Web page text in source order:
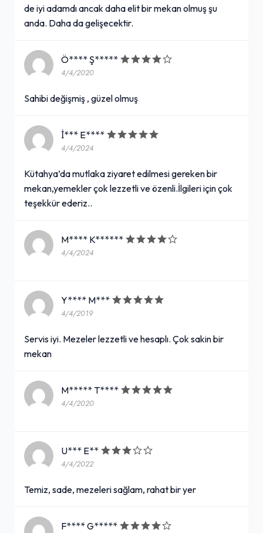
de iyi adamdı ancak daha elit bir mekan olmuş şu
anda. Daha da gelişecektir.
Ö**** Ş*****
4/4/2020
Sahibi değişmiş , güzel olmuş
İ*** E****
4/4/2024
Kütahya’da mutlaka ziyaret edilmesi gereken bir
mekan,yemekler çok lezzetli ve özenli.İlgileri için çok
teşekkür ederiz..
M**** K******
4/4/2024
Y**** M***
4/4/2019
Servis iyi. Mezeler lezzetli ve hesaplı. Çok sakin bir
mekan
M***** T****
4/4/2020
U*** E**
4/4/2022
Temiz, sade, mezeleri sağlam, rahat bir yer
F**** G*****